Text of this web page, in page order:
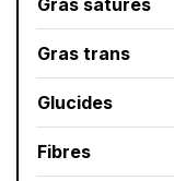
Gras saturés
Gras trans
Glucides
Fibres